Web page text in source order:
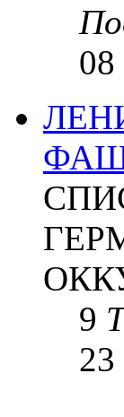
08
9
23